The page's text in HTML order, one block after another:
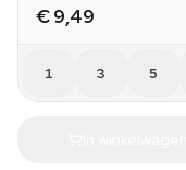
€ 9,49
1 3 5